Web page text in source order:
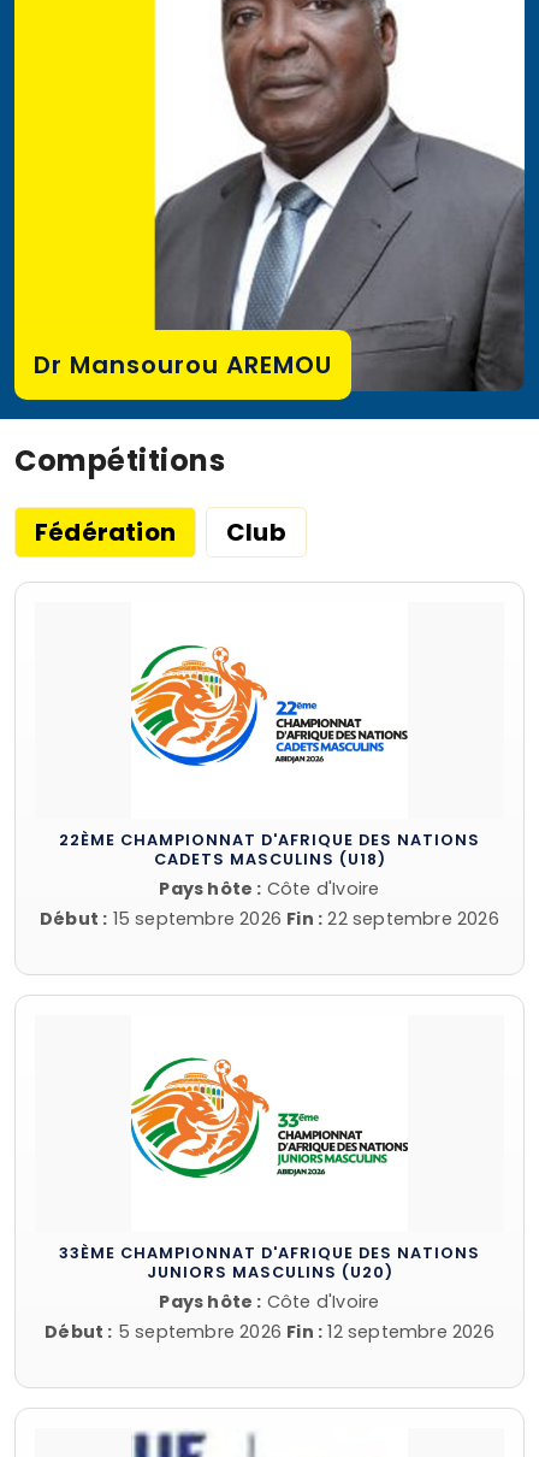
Dr Mansourou AREMOU
Compétitions
Fédération Club
22ÈME CHAMPIONNAT D'AFRIQUE DES NATIONS
CADETS MASCULINS (U18)
Pays hôte : Côte d'Ivoire
Début : 15 septembre 2026 Fin : 22 septembre 2026
33ÈME CHAMPIONNAT D'AFRIQUE DES NATIONS
JUNIORS MASCULINS (U20)
Pays hôte : Côte d'Ivoire
Début : 5 septembre 2026 Fin : 12 septembre 2026